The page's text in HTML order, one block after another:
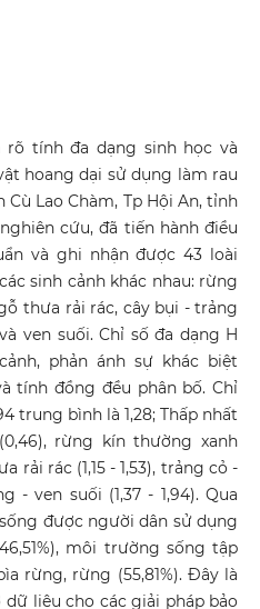
tính đa dạng sinh học và
hoang dại sử dụng làm rau
Lao Chàm, Tp Hội An, tỉnh
cứu, đã tiến hành điều
và ghi nhận được 43 loài
sinh cảnh khác nhau: rừng
thưa rải rác, cây bụi - trảng
ven suối. Chỉ số đa dạng H
phản ánh sự khác biệt
tính đồng đều phân bố. Chỉ
trung bình là 1,28; Thấp nhất
rừng kín thường xanh
rải rác (1,15 - 1,53), trảng cỏ -
- ven suối (1,37 - 1,94). Qua
được người dân sử dụng
môi trường sống tập
rừng, rừng (55,81%). Đây là
liệu cho các giải pháp bảo